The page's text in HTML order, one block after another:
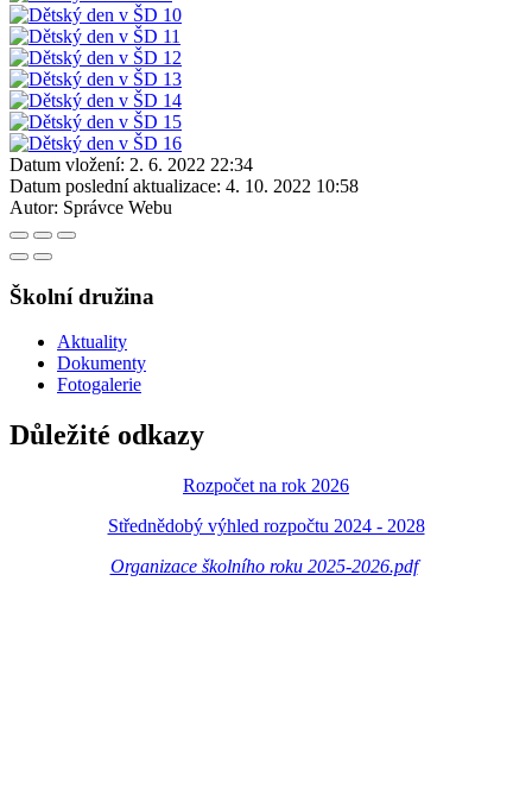
Datum vložení: 2. 6. 2022 22:34
Datum poslední aktualizace: 4. 10. 2022 10:58
Autor: Správce Webu
Školní družina
Aktuality
Dokumenty
Fotogalerie
Důležité odkazy
Rozpočet na rok 2026
Střednědobý výhled rozpočtu 2024 - 2028
Organizace školního roku 2025-2026.pdf